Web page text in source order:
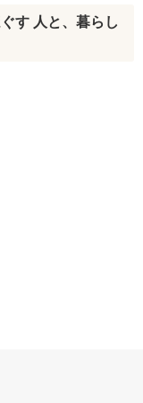
す 人と、暮らし